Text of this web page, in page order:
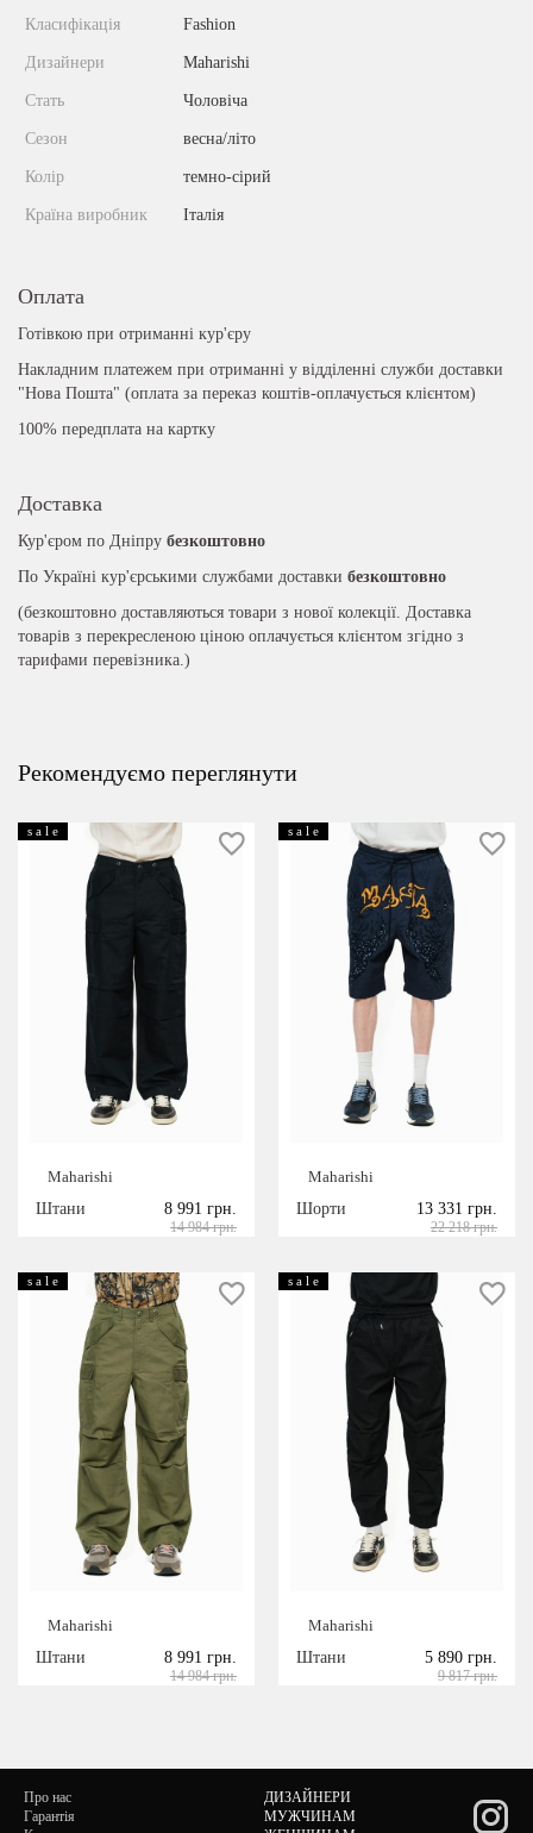
Класифікація Fashion
Дизайнери Maharishi
Стать Чоловіча
Сезон весна/літо
Колір темно-сірий
Країна виробник Італія
Оплата
Готівкою при отриманні кур'єру
Накладним платежем при отриманні у відділенні служби доставки
"Нова Пошта" (оплата за переказ коштів-оплачується клієнтом)
100% передплата на картку
Доставка
Кур'єром по Дніпру безкоштовно
По Україні кур'єрськими службами доставки безкоштовно
(безкоштовно доставляються товари з нової колекції. Доставка
товарів з перекресленою ціною оплачується клієнтом згідно з
тарифами перевізника.)
Рекомендуємо переглянути
s a l e
Maharishi
Штани
8 991 грн.
14 984 грн.
s a l e
Maharishi
Шорти
13 331 грн.
22 218 грн.
s a l e
Maharishi
Штани
8 991 грн.
14 984 грн.
s a l e
Maharishi
Штани
5 890 грн.
9 817 грн.
Про нас
Гарантія
ДИЗАЙНЕРИ
МУЖЧИНАМ